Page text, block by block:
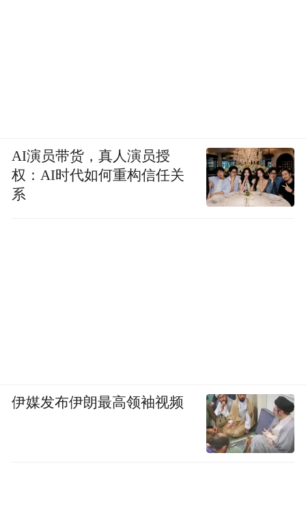
AI演员带货，真人演员授
权：AI时代如何重构信任关
系
伊媒发布伊朗最高领袖视频